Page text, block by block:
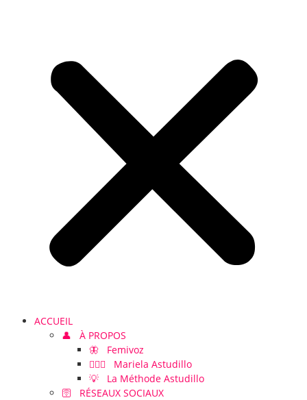
ACCUEIL
👤 À PROPOS
🦋 Femivoz
👱🏻‍♀️ Mariela Astudillo
💡 La Méthode Astudillo
🛜 RÉSEAUX SOCIAUX